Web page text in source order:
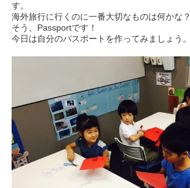
す。
海外旅行に行くのに一番大切なものは何かな？
そう、Passportです！
今日は自分のパスポートを作ってみましょう。